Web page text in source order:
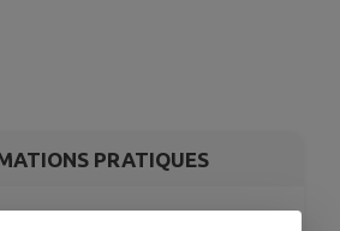
PRATIQUES